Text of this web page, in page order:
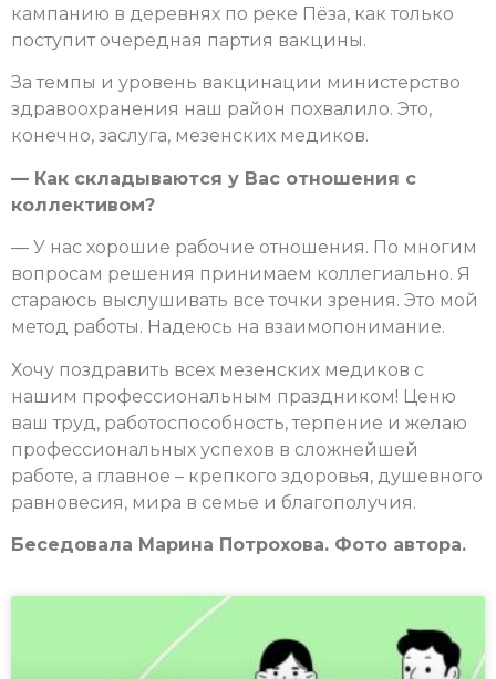
кампанию в деревнях по реке Пёза, как только
поступит очередная партия вакцины.
За темпы и уровень вакцинации министерство
здравоохранения наш район похвалило. Это,
конечно, заслуга, мезенских медиков.
— Как складываются у Вас отношения с
коллективом?
— У нас хорошие рабочие отношения. По многим
вопросам решения принимаем коллегиально. Я
стараюсь выслушивать все точки зрения. Это мой
метод работы. Надеюсь на взаимопонимание.
Хочу поздравить всех мезенских медиков с
нашим профессиональным праздником! Ценю
ваш труд, работоспособность, терпение и желаю
профессиональных успехов в сложнейшей
работе, а главное – крепкого здоровья, душевного
равновесия, мира в семье и благополучия.
Беседовала Марина Потрохова. Фото автора.